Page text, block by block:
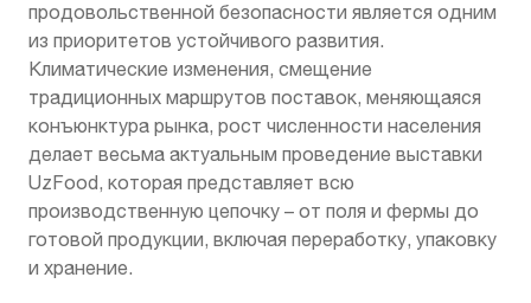
продовольственной безопасности является одним
из приоритетов устойчивого развития.
Климатические изменения, смещение
традиционных маршрутов поставок, меняющаяся
конъюнктура рынка, рост численности населения
делает весьма актуальным проведение выставки
UzFood, которая представляет всю
производственную цепочку – от поля и фермы до
готовой продукции, включая переработку, упаковку
и хранение.